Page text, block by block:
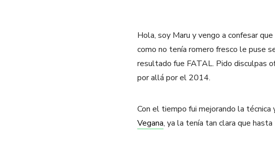
Hola, soy Maru y vengo a confesar
como no tenía romero fresco le puse
resultado fue FATAL. Pido disculpas
por allá por el 2014.
Con el tiempo fui mejorando la
Vegana, ya la tenía tan clara que